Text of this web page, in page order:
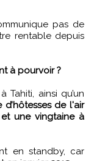
pas de
rentable depuis
à pourvoir ?
ainsi qu’un
d’hôtesses de l'air
une vingtaine à
en standby, car